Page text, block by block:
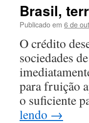
Brasil,
Publicado em 6 de
O crédito
sociedades
para fruição
o suficiente
lendo →